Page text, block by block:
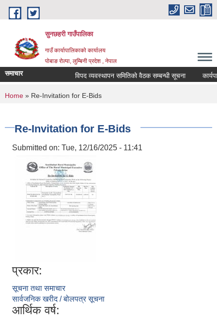
Skip to main content
सुनछहरी गाउँपालिका
गाउँ कार्यापालिकाको कार्यालय
पोबाङ रोल्पा, लुम्बिनी प्रदेश , नेपाल
समाचार विपद व्यवस्थापन समितिको वैठक सम्बन्धी सूचना
You are here
Home » Re-Invitation for E-Bids
Re-Invitation for E-Bids
Submitted on: Tue, 12/16/2025 - 11:41
प्रकार:
सूचना तथा समाचार
सार्वजनिक खरीद / बोलपत्र सूचना
आर्थिक वर्ष: